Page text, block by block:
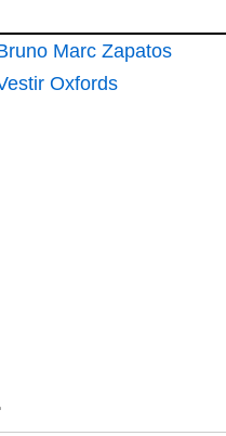
Marc Zapatos
Oxfords